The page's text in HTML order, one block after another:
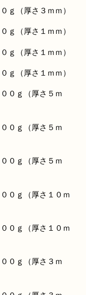
（厚さ３ｍｍ）
ｇ（厚さ１ｍｍ）
ｇ（厚さ１ｍｍ）
ｇ（厚さ１ｍｍ）
０ｇ（厚さ５ｍ
０ｇ（厚さ５ｍ
０ｇ（厚さ５ｍ
（厚さ１０ｍ
（厚さ１０ｍ
（厚さ３ｍ